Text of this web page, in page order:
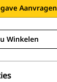
Aanvragen
Winkelen